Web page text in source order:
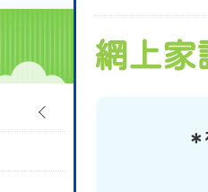
網上家